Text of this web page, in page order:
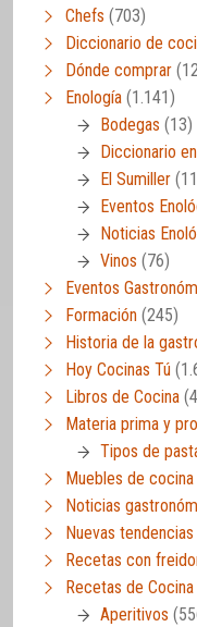
Chefs (703)
Diccionario de
Dónde comprar
Enología (1.141)
Bodegas (13)
Diccionario
El Sumiller
Eventos
Noticias
Vinos (76)
Eventos
Formación (245)
Historia de la
Hoy Cocinas Tú
Libros de Cocina
Materia prima y
Tipos de
Muebles de cocina
Noticias
Nuevas tendencias
Recetas con
Recetas de Cocina
Aperitivos